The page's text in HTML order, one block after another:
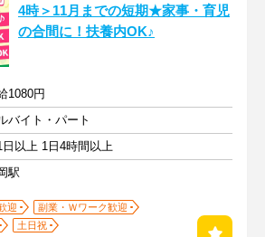
4時＞11月までの短期★家事・育児
の合間に！扶養内OK♪
1080円
バイト・パート
日以上 1日4時間以上
駅
迎
副業・Ｗワーク歓迎
土日祝